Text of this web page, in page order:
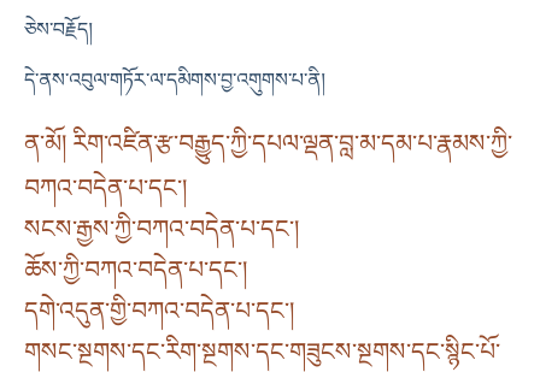
ཅེས་བརྗོད།
དེ་ནས་འབུལ་གཏོར་ལ་དམིགས་བྱ་འགུགས་པ་ནི།
ན་མོ། རིག་འཛིན་རྩ་བརྒྱུད་ཀྱི་དཔལ་ལྡན་བླ་མ་དམ་པ་རྣམས་ཀྱི་
བཀའ་བདེན་པ་དང༌།
སངས་རྒྱས་ཀྱི་བཀའ་བདེན་པ་དང༌།
ཆོས་ཀྱི་བཀའ་བདེན་པ་དང༌།
དགེ་འདུན་གྱི་བཀའ་བདེན་པ་དང༌།
གསང་སྔགས་དང་རིག་སྔགས་དང་གཟུངས་སྔགས་དང་སྙིང་པོ་